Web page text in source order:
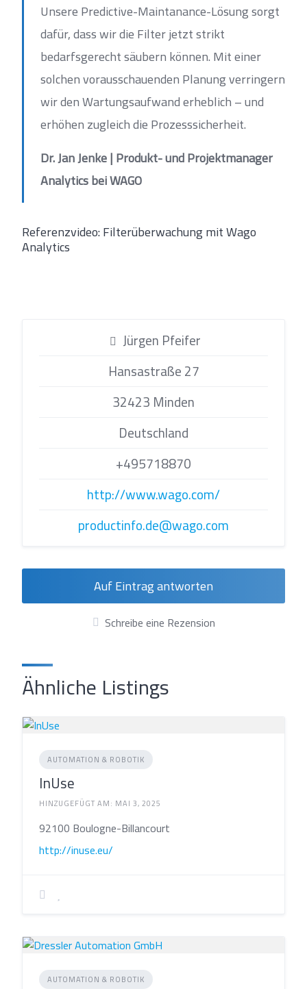
Unsere Predictive-Maintanance-Lösung sorgt
dafür, dass wir die Filter jetzt strikt
bedarfsgerecht säubern können. Mit einer
solchen vorausschauenden Planung verringern
wir den Wartungsaufwand erheblich – und
erhöhen zugleich die Prozesssicherheit.
Dr. Jan Jenke | Produkt- und Projektmanager
Analytics bei WAGO
Referenzvideo: Filterüberwachung mit Wago
Analytics
Jürgen Pfeifer
Hansastraße 27
32423 Minden
Deutschland
+495718870
http://www.wago.com/
productinfo.de@wago.com
Auf Eintrag antworten
Schreibe eine Rezension
Ähnliche Listings
AUTOMATION & ROBOTIK
InUse
HINZUGEFÜGT AM: MAI 3, 2025
92100 Boulogne-Billancourt
http://inuse.eu/
AUTOMATION & ROBOTIK